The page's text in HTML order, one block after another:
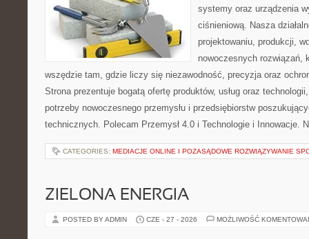
systemy oraz urządzenia
ciśnieniową. Nasza
projektowaniu, produkcji,
nowoczesnych rozwiązań,
wszędzie tam, gdzie liczy się niezawodność, precyzja oraz
Strona prezentuje bogatą ofertę produktów, usług oraz
potrzeby nowoczesnego przemysłu i przedsiębiorstw
technicznych. Polecam Przemysł 4.0 i Technologie i Innowacje.
CATEGORIES: MEDIACJE ONLINE I POZASĄDOWE ROZWIĄZYWANIE
ZIELONA ENERGIA
POSTED BY ADMIN CZE - 27 - 2026 MOŻLIWOŚĆ